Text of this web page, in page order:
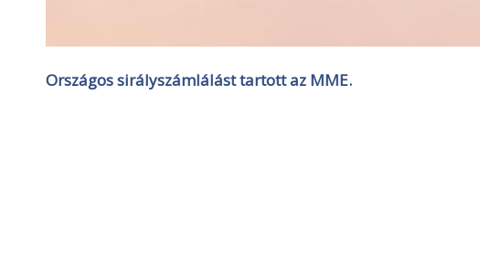
Országos sirályszámlálást tartott az MME.